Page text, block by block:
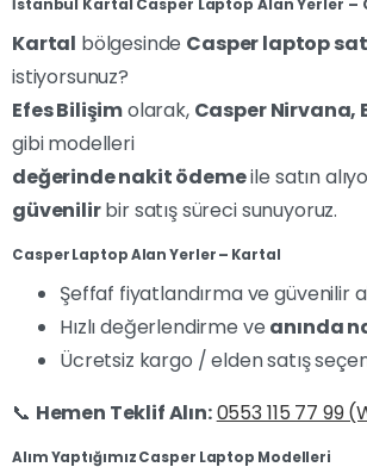
İstanbul Kartal Casper Laptop Alan Yerler –
Kartal bölgesinde Casper laptop
istiyorsunuz?
Efes Bilişimolarak, Casper Nirvana,
gibi modelleri
değerinde nakit ödemeile satın
güvenilirbir satış süreci sunuyoruz.
Casper Laptop Alan Yerler – Kartal
Şeffaf fiyatlandırma ve güvenilir
Hızlı değerlendirme ve anında
Ücretsiz kargo / elden satış
📞 Hemen Teklif Alın:0553 115 77 99
Alım Yaptığımız Casper Laptop Modelleri